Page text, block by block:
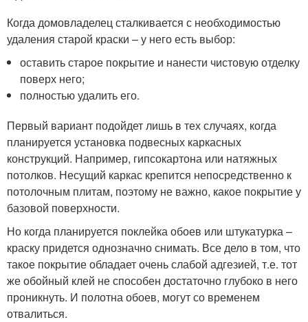
Когда домовладелец сталкивается с необходимостью
удаления старой краски – у него есть выбор:
оставить старое покрытие и нанести чистовую отделку
поверх него;
полностью удалить его.
Первый вариант подойдет лишь в тех случаях, когда
планируется установка подвесных каркасных
конструкций. Например, гипсокартона или натяжных
потолков. Несущий каркас крепится непосредственно к
потолочным плитам, поэтому не важно, какое покрытие у
базовой поверхности.
Но когда планируется поклейка обоев или штукатурка –
краску придется однозначно снимать. Все дело в том, что
такое покрытие обладает очень слабой адгезией, т.е. тот
же обойный клей не способен достаточно глубоко в него
проникнуть. И полотна обоев, могут со временем
отвалиться.